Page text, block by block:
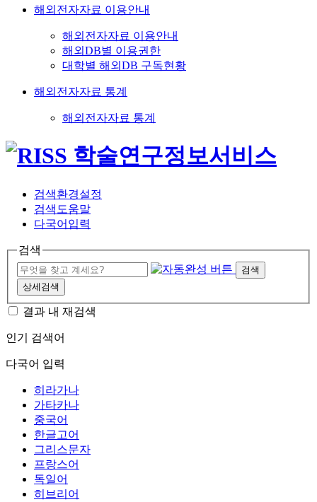
해외전자자료 이용안내
해외전자자료 이용안내
해외DB별 이용권한
대학별 해외DB 구독현황
해외전자자료 통계
해외전자자료 통계
검색환경설정
검색도움말
다국어입력
검색
검색
상세검색
결과 내 재검색
인기 검색어
다국어 입력
히라가나
가타카나
중국어
한글고어
그리스문자
프랑스어
독일어
히브리어